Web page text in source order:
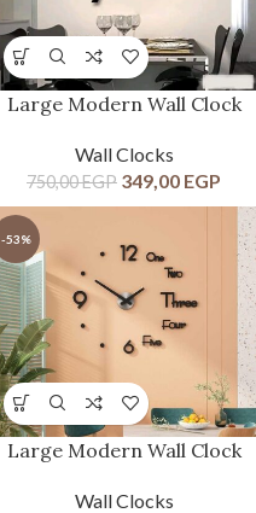
Large Modern Wall Clock
Wall Clocks
750,00EGP 349,00 EGP
-53%
Large Modern Wall Clock
Wall Clocks